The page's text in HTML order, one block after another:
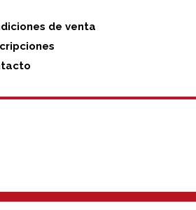
de venta